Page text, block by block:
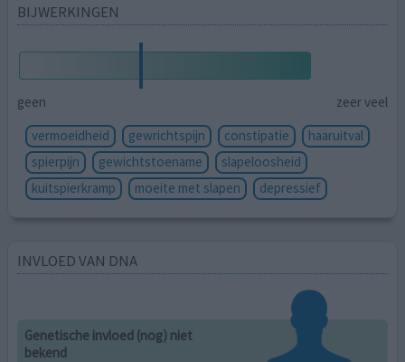
BIJWERKINGEN
geen
zeer veel
vermoeidheid
gewrichtspijn constipatie
haaruitval
spierpijn
gewichtstoename
slapeloosheid
kuitspierkramp
moeite met slapen depressief
INVLOED VAN DNA
Genetische invloed (nog) niet
bekend